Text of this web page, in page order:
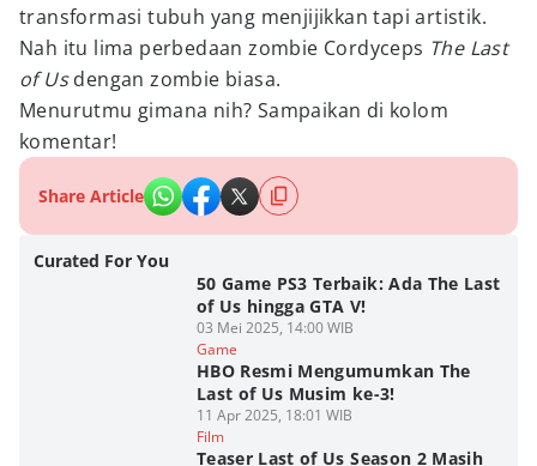
transformasi tubuh yang menjijikkan tapi artistik.
Nah itu lima perbedaan zombie Cordyceps The Last
of Usdengan zombie biasa.
Menurutmu gimana nih? Sampaikan di kolom
komentar!
Share Article
Curated For You
50 Game PS3 Terbaik: Ada The Last
of Us hingga GTA V!
03 Mei 2025, 14:00 WIB
Game
HBO Resmi Mengumumkan The
Last of Us Musim ke-3!
11 Apr 2025, 18:01 WIB
Film
Teaser Last of Us Season 2 Masih